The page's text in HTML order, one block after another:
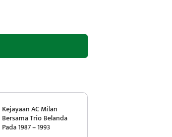
Kejayaan AC Milan
Bersama Trio Belanda
Pada 1987 – 1993